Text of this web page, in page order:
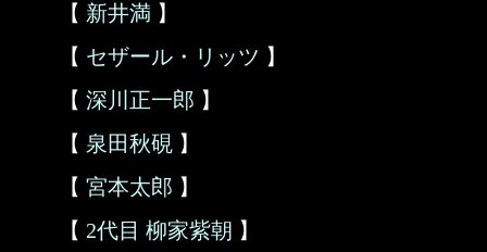
【 新井満 】
【 セザール・リッツ 】
【 深川正一郎 】
【 泉田秋硯 】
【 宮本太郎 】
【 2代目 柳家紫朝 】